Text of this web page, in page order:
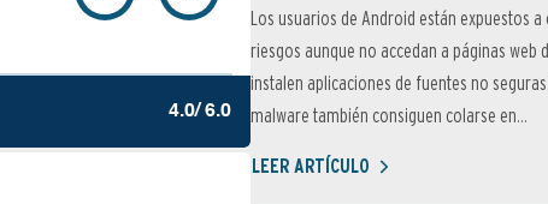
4.0/ 6.0
Los usuarios de Android están expuestos a
riesgos aunque no accedan a páginas web
instalen aplicaciones de fuentes no
malware también consiguen colarse en...
LEER ARTÍCULO